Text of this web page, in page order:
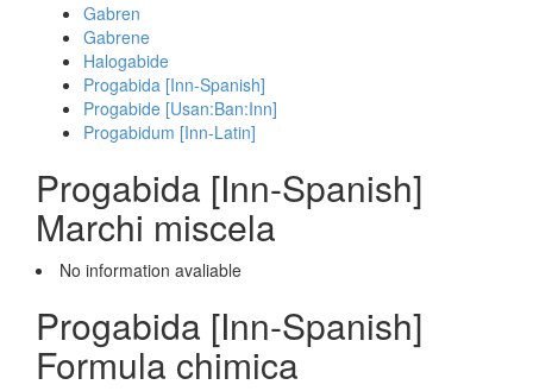
Gabren
Gabrene
Halogabide
Progabida [Inn-Spanish]
Progabide [Usan:Ban:Inn]
Progabidum [Inn-Latin]
Progabida [Inn-Spanish]
Marchi miscela
No information avaliable
Progabida [Inn-Spanish]
Formula chimica